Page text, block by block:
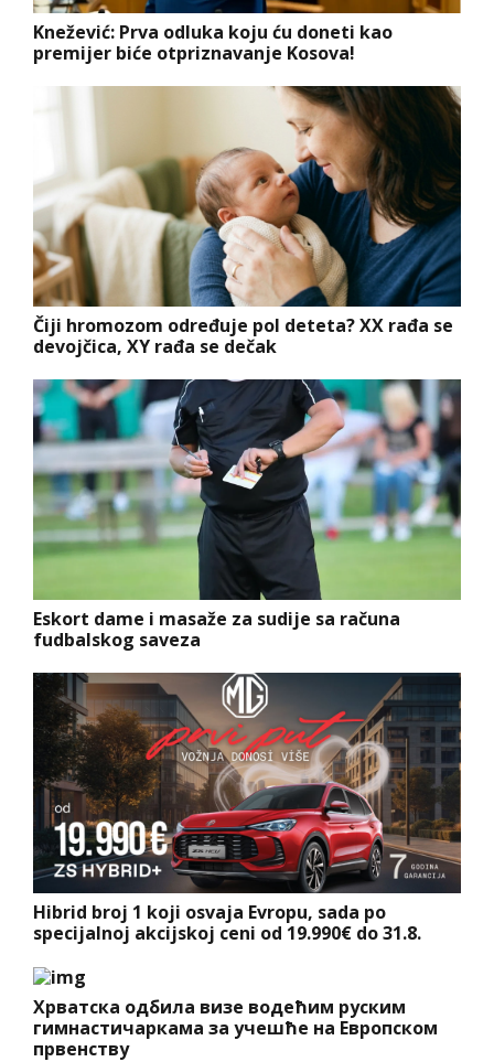
Knežević: Prva odluka koju ću doneti kao
premijer biće otpriznavanje Kosova!
Čiji hromozom određuje pol deteta? XX rađa se
devojčica, XY rađa se dečak
Eskort dame i masaže za sudije sa računa
fudbalskog saveza
Hibrid broj 1 koji osvaja Evropu, sada po
specijalnoj akcijskoj ceni od 19.990€ do 31.8.
Хрватска одбила визе водећим руским
гимнастичаркама за учешће на Европском
првенству